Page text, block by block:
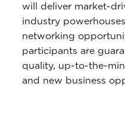
will deliver market-
industry
networking
participants are
quality, up-to-the-
and new business